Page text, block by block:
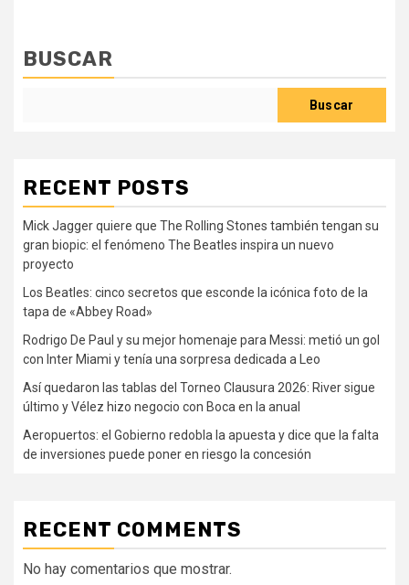
BUSCAR
Buscar
RECENT POSTS
Mick Jagger quiere que The Rolling Stones también tengan su
gran biopic: el fenómeno The Beatles inspira un nuevo
proyecto
Los Beatles: cinco secretos que esconde la icónica foto de la
tapa de «Abbey Road»
Rodrigo De Paul y su mejor homenaje para Messi: metió un gol
con Inter Miami y tenía una sorpresa dedicada a Leo
Así quedaron las tablas del Torneo Clausura 2026: River sigue
último y Vélez hizo negocio con Boca en la anual
Aeropuertos: el Gobierno redobla la apuesta y dice que la falta
de inversiones puede poner en riesgo la concesión
RECENT COMMENTS
No hay comentarios que mostrar.